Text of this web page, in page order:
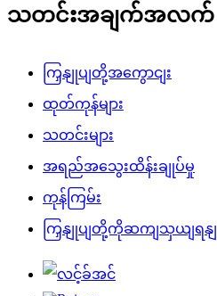
သတင်းအချက်အလက်
ကြှနျုပျတို့အကွောငျး
ထုတ်ကုန်များ
သတင်းများ
အရည်အသွေးထိန်းချုပ်မှု
ကုန်ကြမ်း
ကြှနျုပျတို့ကိုဆကျသှယျရနျ